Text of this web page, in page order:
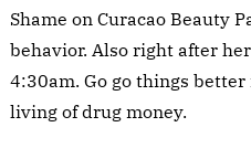
Shame on Curacao Beauty
behavior. Also right after
4:30am. Go go things
living of drug money.